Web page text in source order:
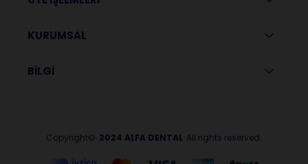
KURUMSAL
BİLGİ
Copyright© 2024 ALFA DENTAL All rights reserved.